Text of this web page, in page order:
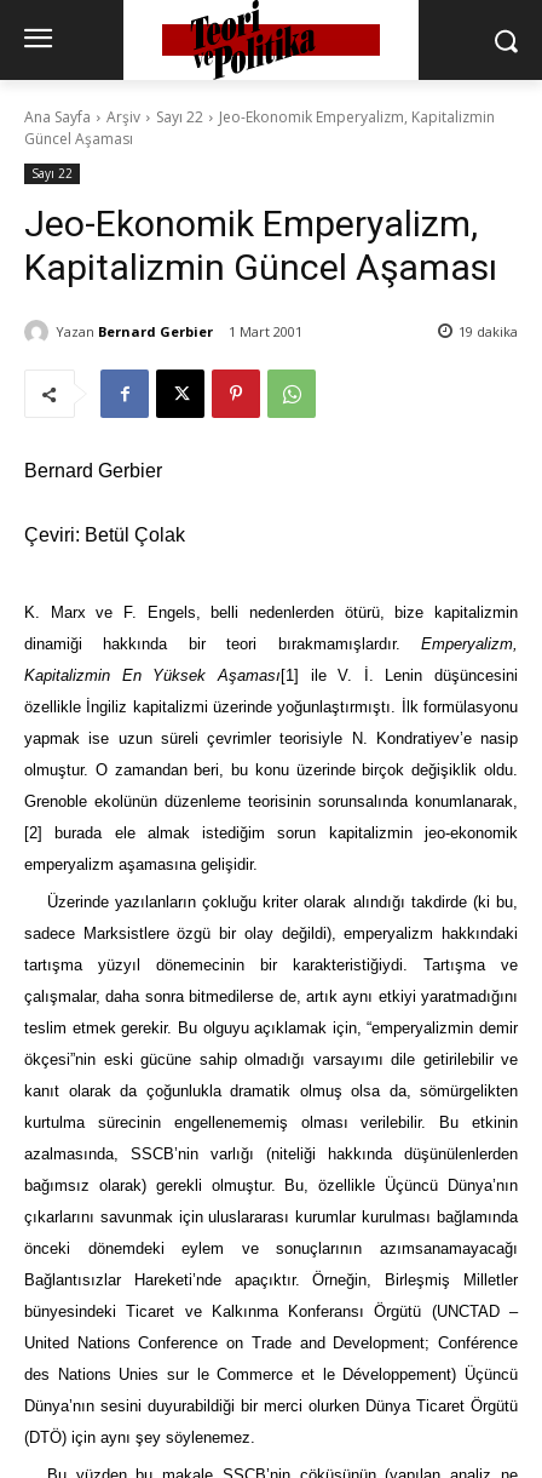
Ana Sayfa Arşiv Sayı 22
Jeo-Ekonomik Emperyalizm, Kapitalizmin
Güncel Aşaması
Sayı 22
Jeo-Ekonomik Emperyalizm,
Kapitalizmin Güncel Aşaması
Yazan Bernard Gerbier 1 Mart 2001 19 dakika
Bernard Gerbier
Çeviri: Betül Çolak
K. Marx ve F. Engels, belli nedenlerden ötürü, bize kapitalizmin
dinamiği hakkında bir teori bırakmamışlardır. Emperyalizm,
Kapitalizmin En Yüksek Aşaması [1]
ile V. İ. Lenin düşüncesini
özellikle İngiliz kapitalizmi üzerinde yoğunlaştırmıştı. İlk formülasyonu
yapmak ise uzun süreli çevrimler teorisiyle N. Kondratiyev’e nasip
olmuştur. O zamandan beri, bu konu üzerinde birçok değişiklik oldu.
Grenoble ekolünün düzenleme teorisinin sorunsalında konumlanarak,
[2]
burada ele almak istediğim sorun kapitalizmin jeo-ekonomik
emperyalizm aşamasına gelişidir.
Üzerinde yazılanların çokluğu kriter olarak alındığı takdirde (ki bu,
sadece Marksistlere özgü bir olay değildi), emperyalizm hakkındaki
tartışma yüzyıl dönemecinin bir karakteristiğiydi. Tartışma ve
çalışmalar, daha sonra bitmedilerse de, artık aynı etkiyi yaratmadığını
teslim etmek gerekir. Bu olguyu açıklamak için, “emperyalizmin demir
ökçesi”nin eski gücüne sahip olmadığı varsayımı dile getirilebilir ve
kanıt olarak da çoğunlukla dramatik olmuş olsa da, sömürgelikten
kurtulma sürecinin engellenememiş olması verilebilir. Bu etkinin
azalmasında, SSCB’nin varlığı (niteliği hakkında düşünülenlerden
bağımsız olarak) gerekli olmuştur. Bu, özellikle Üçüncü Dünya’nın
çıkarlarını savunmak için uluslararası kurumlar kurulması bağlamında
önceki dönemdeki eylem ve sonuçlarının azımsanamayacağı
Bağlantısızlar Hareketi’nde apaçıktır. Örneğin, Birleşmiş Milletler
bünyesindeki Ticaret ve Kalkınma Konferansı Örgütü (UNCTAD –
United Nations Conference on Trade and Development; Conférence
des Nations Unies sur le Commerce et le Développement) Üçüncü
Dünya’nın sesini duyurabildiği bir merci olurken Dünya Ticaret Örgütü
(DTÖ) için aynı şey söylenemez.